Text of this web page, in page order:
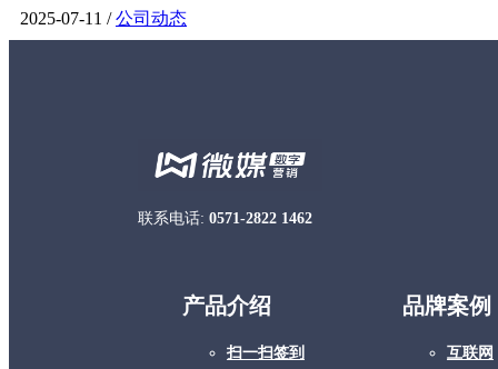
2025-07-11 /公司动态
联系电话: 0571-2822 1462
产品介绍
扫一扫签到
品牌案例
互联网